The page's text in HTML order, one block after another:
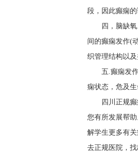
段，因此癫痫的
四，脑缺
间的癫痫发作(
织管理结构以
五.癫痫发
痫状态，危及
四川正规
您有所发展帮
解学生更多有
去正规医院，